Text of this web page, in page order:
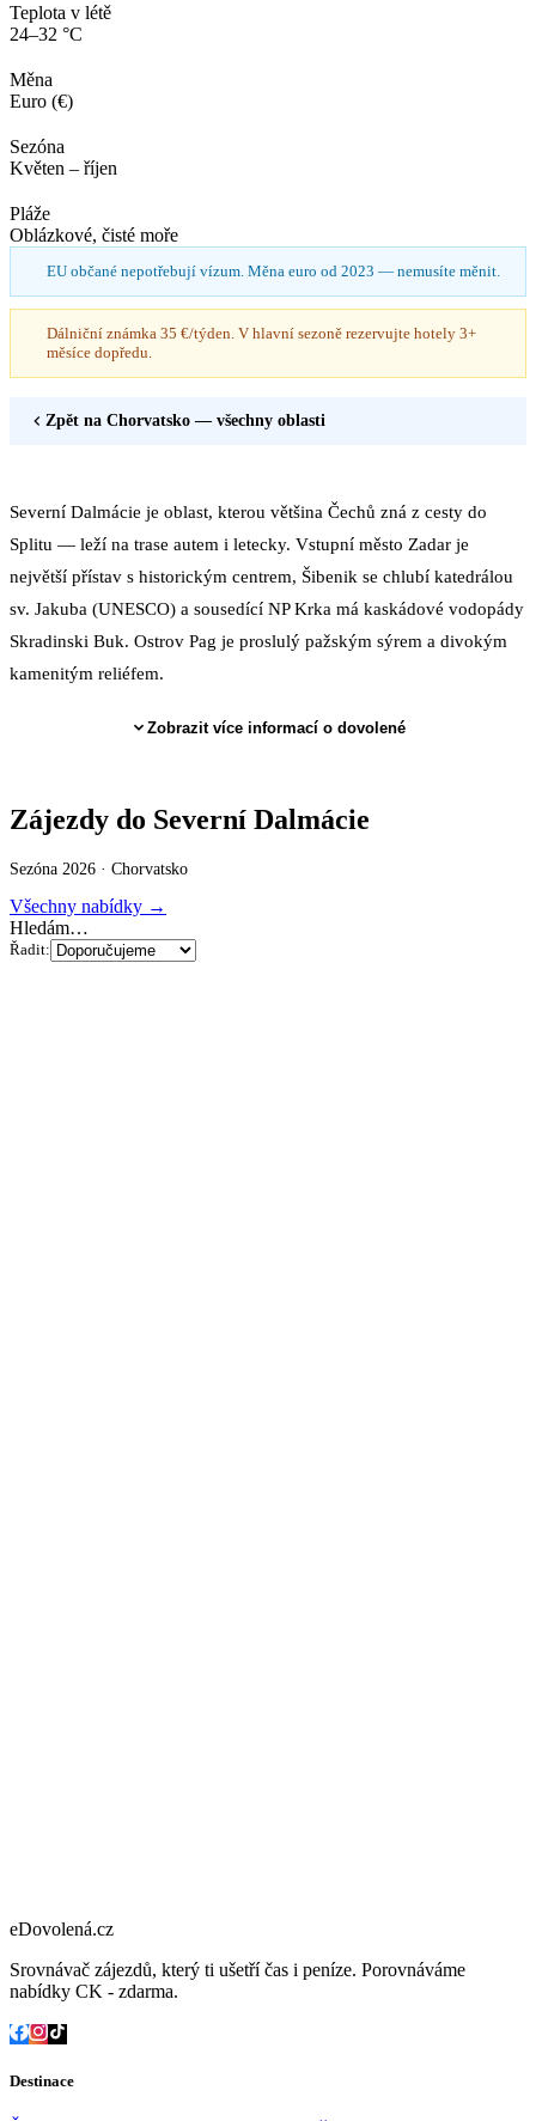
Teplota v létě
24–32 °C
Měna
Euro (€)
Sezóna
Květen – říjen
Pláže
Oblázkové, čisté moře
EU občané nepotřebují vízum. Měna euro od 2023 — nemusíte měnit.
Dálniční známka 35 €/týden. V hlavní sezoně rezervujte hotely 3+
měsíce dopředu.
Zpět na Chorvatsko — všechny oblasti
Severní Dalmácie je oblast, kterou většina Čechů zná z cesty do
Splitu — leží na trase autem i letecky. Vstupní město Zadar je
největší přístav s historickým centrem, Šibenik se chlubí katedrálou
sv. Jakuba (UNESCO) a sousedící NP Krka má kaskádové vodopády
Skradinski Buk. Ostrov Pag je proslulý pažským sýrem a divokým
kamenitým reliéfem.
Zobrazit více informací o dovolené
Zájezdy do Severní Dalmácie
Sezóna 2026 · Chorvatsko
Všechny nabídky →
Hledám…
Řadit:
eDovolená.cz
Srovnávač zájezdů, který ti ušetří čas i peníze. Porovnáváme
nabídky CK - zdarma.
Destinace